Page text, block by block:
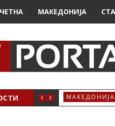
МАКЕДОНИЈА
КРИВА ПАЛАНКА МАКЕДОНИЈА